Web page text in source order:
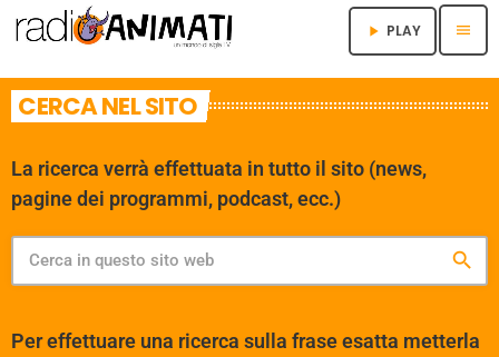
play_arrow PLAY menu
CERCA NEL SITO
La ricerca verrà effettuata in tutto il sito (news,
pagine dei programmi, podcast, ecc.)
search
Per effettuare una ricerca sulla frase esatta metterla